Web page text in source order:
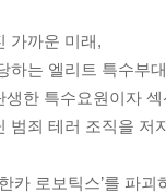
가까운 미래,
하는 엘리트 특수부
한 특수요원이자
범죄 테러 조직을 저
카 로보틱스’를 파